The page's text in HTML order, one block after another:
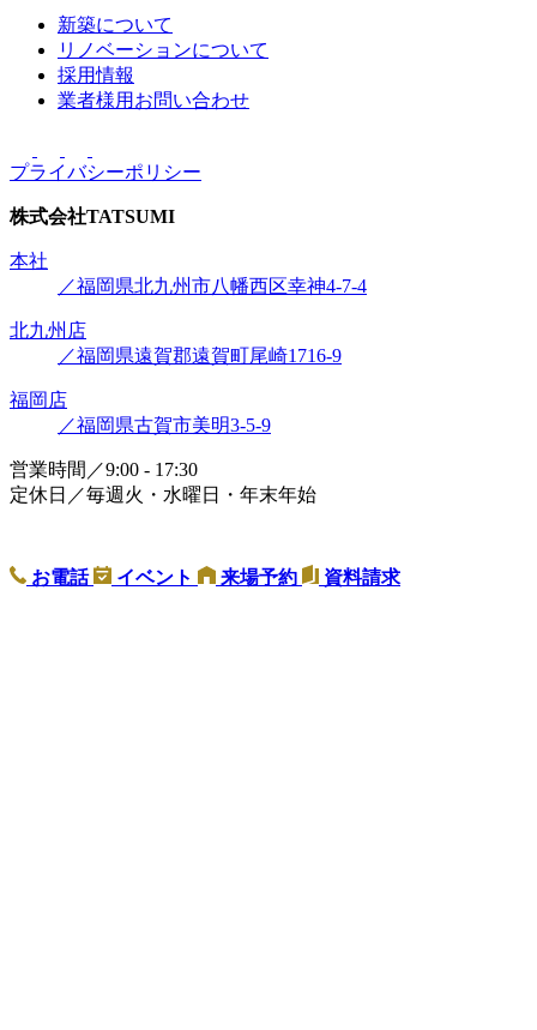
新築について
リノベーションについて
採用情報
業者様用お問い合わせ
プライバシーポリシー
株式会社TATSUMI
本社
／福岡県北九州市八幡西区幸神4-7-4
北九州店
／福岡県遠賀郡遠賀町尾崎1716-9
福岡店
／福岡県古賀市美明3-5-9
営業時間／9:00 - 17:30
定休日／毎週火・水曜日・年末年始
お電話 イベント 来場予約 資料請求